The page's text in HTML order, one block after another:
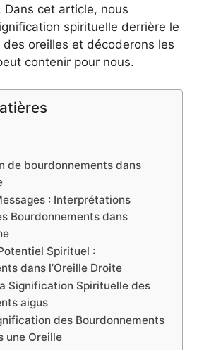
Dans cet article, nous
spirituelle derrière le
oreilles et décoderons les
contenir pour nous.
de bourdonnements dans
: Interprétations
Bourdonnements dans
Spirituel :
dans l’Oreille Droite
Signification Spirituelle des
aigus
des Bourdonnements
une Oreille